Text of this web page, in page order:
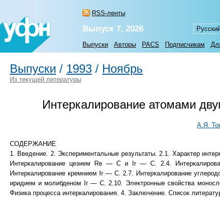
RSS-ленты
Выпуск 7, 2026
Выпуски Авторы PACS Подписчикам
Выпуски / 1993 / Ноябрь
Из текущей литературы
Интеркалирование атомами
А.Я.
СОДЕРЖАНИЕ
1. Введение. 2. Экспериментальные результаты. 2.1. Характер
Интеркалирование цезием Re — С и Ir — С. 2.4.
Интеркалирование кремнием Ir — С. 2.7. Интеркалирование
иридием и молибденом Ir — С. 2.10. Электронные свойства
Физика процесса интеркалирования. 4. Заключение. Список